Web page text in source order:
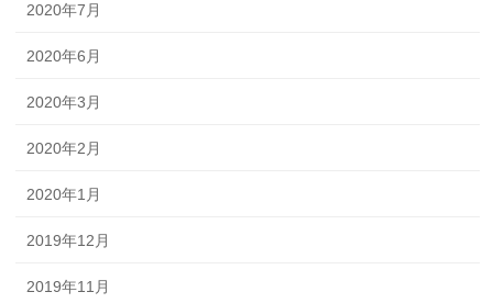
2020年7月
2020年6月
2020年3月
2020年2月
2020年1月
2019年12月
2019年11月